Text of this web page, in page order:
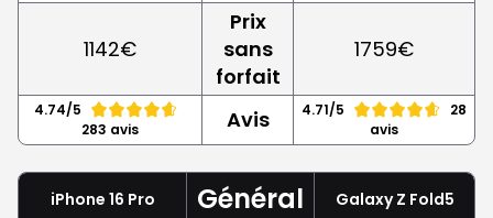
1142€
Prix
sans
forfait
1759€
4.74/5
283 avis
Avis 4.71/5
28
avis
iPhone 16 Pro Général Galaxy Z Fold5